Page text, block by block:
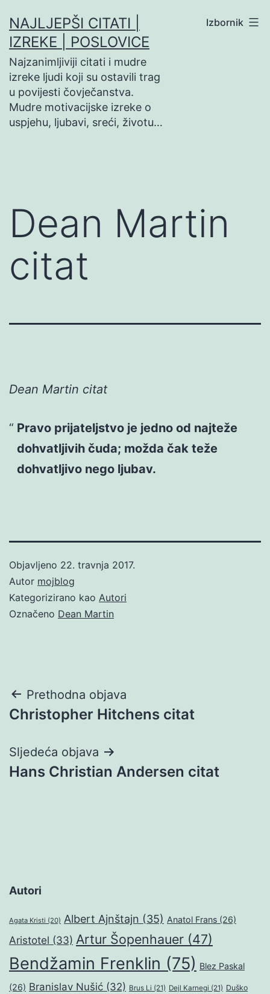
na
sadržaj
NAJLJEPŠI CITATI |
IZREKE | POSLOVICE
Najzanimljiviji citati i mudre
izreke ljudi koji su ostavili trag
u povijesti čovječanstva.
Mudre motivacijske izreke o
uspjehu, ljubavi, sreći, životu…
Izbornik
Dean Martin
citat
Dean Martin citat
Pravo prijateljstvo je jedno od najteže
dohvatljivih čuda; možda čak teže
dohvatljivo nego ljubav.
Objavljeno 22. travnja 2017.
Autor mojblog
Kategorizirano kao Autori
Označeno Dean Martin
Navigacija
objava
Prethodna objava
Christopher Hitchens citat
Sljedeća objava
Hans Christian Andersen citat
Autori
Agata Kristi (20) Albert Ajnštajn (35) Anatol Frans (26)
Aristotel (33) Artur Šopenhauer (47)
Bendžamin Frenklin (75) Blez Paskal
(26) Branislav Nušić (32) Brus Li (21) Dejl Karnegi (21) Duško